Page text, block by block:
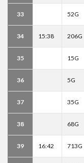
33 52G
34 15:38 206G
35 15G
36 5G
37 35G
38 68G
39 16:42 713G